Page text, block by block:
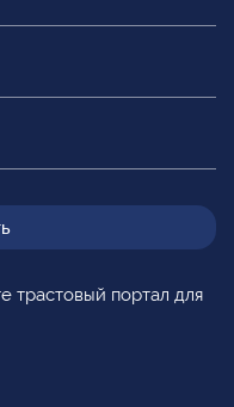
трастовый портал для